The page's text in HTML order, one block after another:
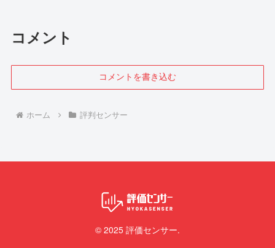
コメント
コメントを書き込む
ホーム 評判センサー
© 2025 評価センサー.